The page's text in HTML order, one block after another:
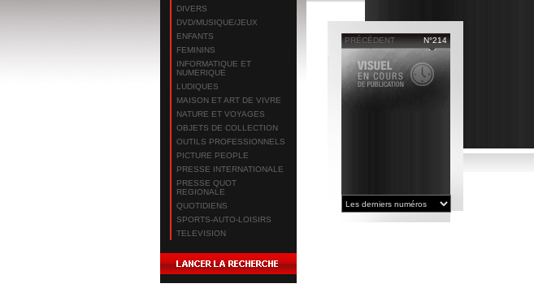
DIVERS
DVD/MUSIQUE/JEUX
ENFANTS
FEMININS
INFORMATIQUE ET
NUMERIQUE
LUDIQUES
MAISON ET ART DE VIVRE
NATURE ET VOYAGES
OBJETS DE COLLECTION
OUTILS PROFESSIONNELS
PICTURE PEOPLE
PRESSE INTERNATIONALE
PRESSE QUOT
REGIONALE
QUOTIDIENS
SPORTS-AUTO-LOISIRS
TELEVISION
PRÉCÉDENT N°214